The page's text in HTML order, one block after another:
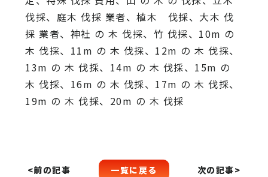
伐採、庭木 伐採 業者、植木 伐採、大木 伐
採 業者、神社 の 木 伐採、竹 伐採、10m の
木 伐採、11m の 木 伐採、12m の 木 伐採、
13m の 木 伐採、14m の 木 伐採、15m の
木 伐採、16m の 木 伐採、17m の 木 伐採、
19m の 木 伐採、20m の 木 伐採
<前の記事 一覧に戻る 次の記事>